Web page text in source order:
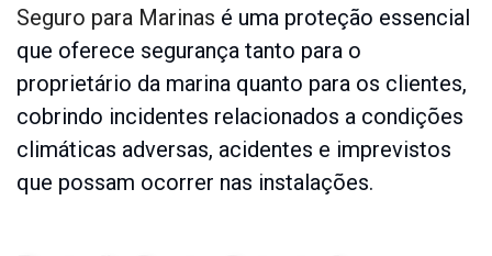
Imobiliária
Seguro
Máquinas
e
Equipamentos
Seguro
Moto
Seguro para Marinas é uma proteção essencial
que oferece segurança tanto para o
proprietário da marina quanto para os clientes,
cobrindo incidentes relacionados a condições
climáticas adversas, acidentes e imprevistos
que possam ocorrer nas instalações.